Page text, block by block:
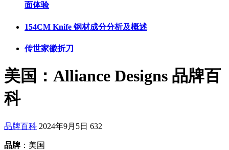
面体验
154CM Knife 钢材成分分析及概述
传世家徽折刀
美国：Alliance Designs 品牌百
科
品牌百科 2024年9月5日 632
品牌 ：美国